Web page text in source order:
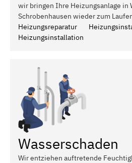
wir bringen Ihre Heizungsanlage in
Schrobenhausen wieder zum
Heizungsreparatur
Heizungsinstallation
Wasserschaden
Wir entziehen auftretende